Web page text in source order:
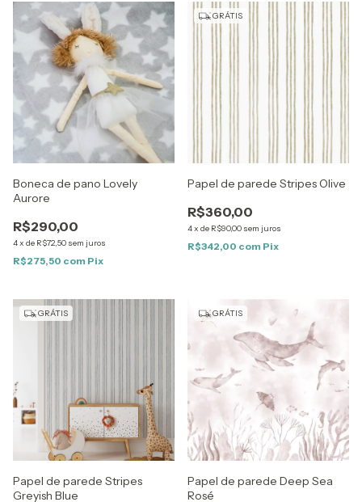
Boneca de pano Lovely
Aurore
R$290,00
4x de R$72,50 sem juros
R$275,50 com Pix
GRÁTIS
Papel de parede Stripes Olive
R$360,00
4x de R$90,00 sem juros
R$342,00 com Pix
GRÁTIS
Papel de parede Stripes
Greyish Blue
GRÁTIS
Papel de parede Deep Sea
Rosé